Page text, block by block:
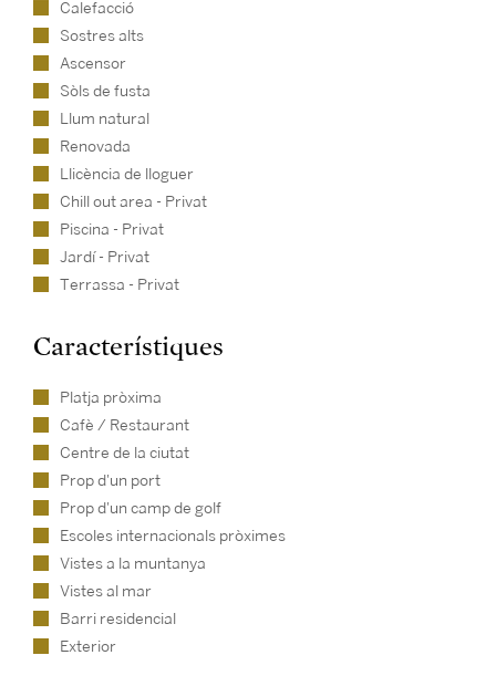
Calefacció
Sostres alts
Ascensor
Sòls de fusta
Llum natural
Renovada
Llicència de lloguer
Chill out area - Privat
Piscina - Privat
Jardí - Privat
Terrassa - Privat
Característiques
Platja pròxima
Cafè / Restaurant
Centre de la ciutat
Prop d'un port
Prop d'un camp de golf
Escoles internacionals pròximes
Vistes a la muntanya
Vistes al mar
Barri residencial
Exterior